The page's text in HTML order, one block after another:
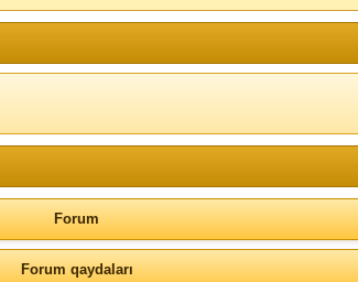
Forum
Forum qaydaları